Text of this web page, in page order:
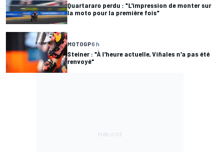
Quartararo perdu : "L'impression de monter sur
la moto pour la première fois"
MOTOGP6 h
Steiner : "À l'heure actuelle, Viñales n'a pas été
renvoyé"